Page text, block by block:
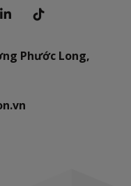
Phước Long,